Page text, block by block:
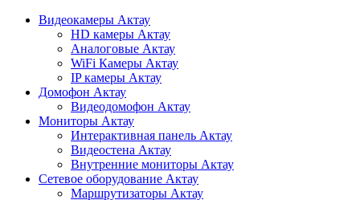
Видеокамеры Актау
HD камеры Актау
Аналоговые Актау
WiFi Камеры Актау
IP камеры Актау
Домофон Актау
Видеодомофон Актау
Мониторы Актау
Интерактивная панель Актау
Видеостена Актау
Внутренние мониторы Актау
Сетевое оборудование Актау
Маршрутизаторы Актау